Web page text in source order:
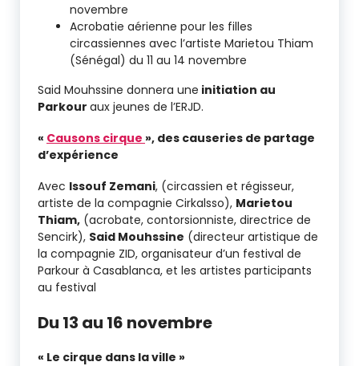
novembre
Acrobatie aérienne pour les filles
circassiennes avec l’artiste Marietou Thiam
(Sénégal) du 11 au 14 novembre
Said Mouhssine donnera une initiation au
Parkour aux jeunes de l’ERJD.
« Causons cirque », des causeries de partage
d’expérience
Avec Issouf Zemani, (circassien et régisseur,
artiste de la compagnie Cirkalsso), Marietou
Thiam, (acrobate, contorsionniste, directrice de
Sencirk), Said Mouhssine (directeur artistique de
la compagnie ZID, organisateur d’un festival de
Parkour à Casablanca, et les artistes participants
au festival
Du 13 au 16 novembre
« Le cirque dans la ville »